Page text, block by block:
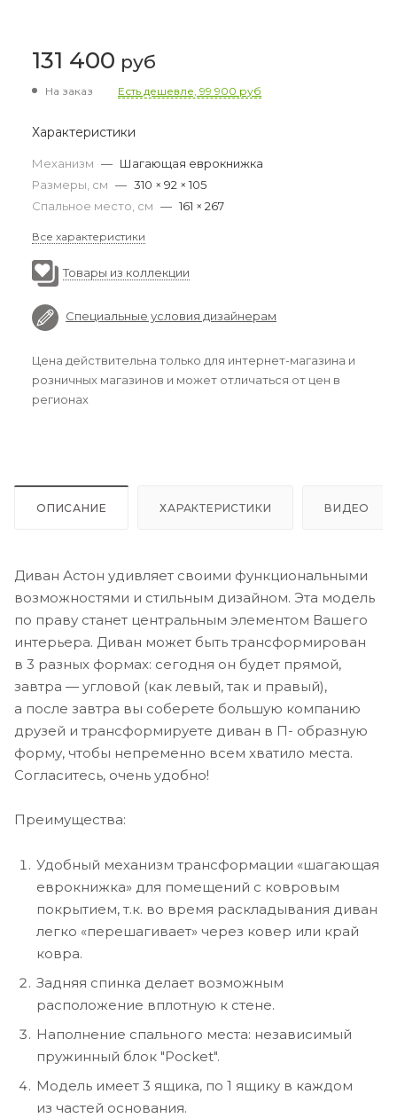
131 400 руб
На заказ Есть дешевле, 99 900 руб
Характеристики
Механизм — Шагающая еврокнижка
Размеры, см — 310 × 92 × 105
Спальное место, см — 161 × 267
Все характеристики
Товары из коллекции
Специальные условия дизайнерам
Цена действительна только для интернет-магазина и
розничных магазинов и может отличаться от цен в
регионах
ОПИСАНИЕ ХАРАКТЕРИСТИКИ ВИДЕО
Диван Астон удивляет своими функциональными
возможностями и стильным дизайном. Эта модель
по праву станет центральным элементом Вашего
интерьера. Диван может быть трансформирован
в 3 разных формах: сегодня он будет прямой,
завтра — угловой (как левый, так и правый),
а после завтра вы соберете большую компанию
друзей и трансформируете диван в П- образную
форму, чтобы непременно всем хватило места.
Согласитесь, очень удобно!
Преимущества:
Удобный механизм трансформации «шагающая
еврокнижка» для помещений с ковровым
покрытием, т.к. во время раскладывания диван
легко «перешагивает» через ковер или край
ковра.
Задняя спинка делает возможным
расположение вплотную к стене.
Наполнение спального места: независимый
пружинный блок "Pocket".
Модель имеет 3 ящика, по 1 ящику в каждом
из частей основания.